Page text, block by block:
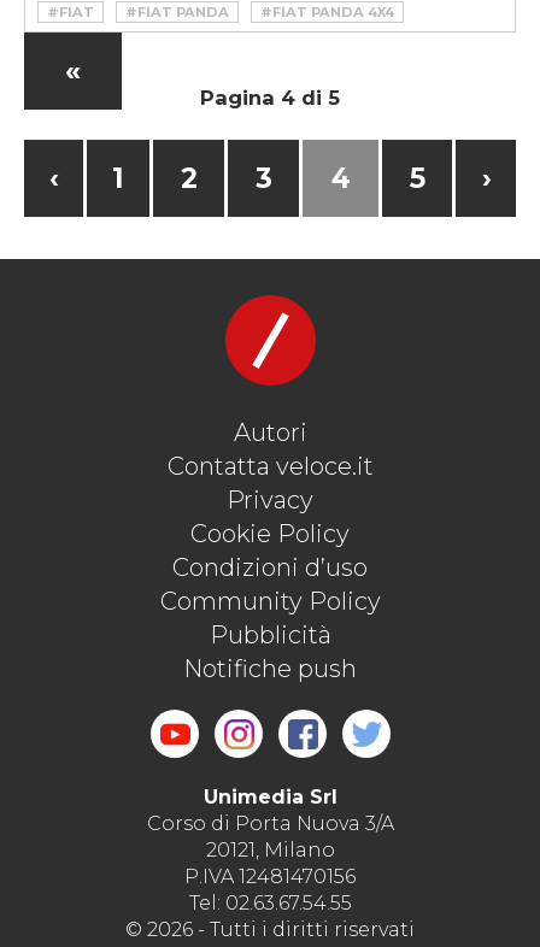
#FIAT #FIAT PANDA #FIAT PANDA 4X4
Pagina 4 di 5
«
‹ 1 2 3 4 5 ›
Autori
Contatta veloce.it
Privacy
Cookie Policy
Condizioni d’uso
Community Policy
Pubblicità
Notifiche push
Unimedia Srl
Corso di Porta Nuova 3/A
20121, Milano
P.IVA 12481470156
Tel: 02.63.67.54.55
© 2026 - Tutti i diritti riservati